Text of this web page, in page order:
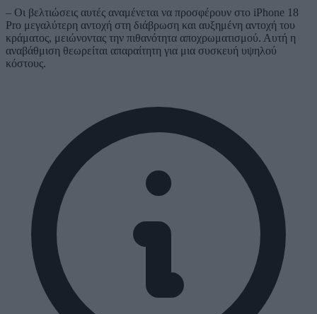
– Οι βελτιώσεις αυτές αναμένεται να προσφέρουν στο iPhone 18
Pro μεγαλύτερη αντοχή στη διάβρωση και αυξημένη αντοχή του
κράματος, μειώνοντας την πιθανότητα αποχρωματισμού. Αυτή η
αναβάθμιση θεωρείται απαραίτητη για μια συσκευή υψηλού
κόστους.